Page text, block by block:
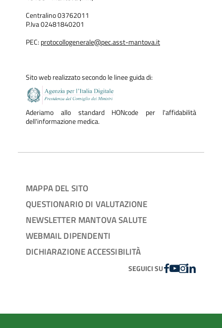
Centralino 03762011
P.Iva 02481840201
PEC: protocollogenerale@pec.asst-mantova.it
Sito web realizzato secondo le linee guida di:
Aderiamo allo standard HONcode per l'affidabilità
dell'informazione medica.
MAPPA DEL SITO
QUESTIONARIO DI VALUTAZIONE
NEWSLETTER MANTOVA SALUTE
WEBMAIL DIPENDENTI
DICHIARAZIONE ACCESSIBILITÀ
SEGUICI SUFACEBOOK
YOUTUBE
INSTAGRAM
LINKEDIN